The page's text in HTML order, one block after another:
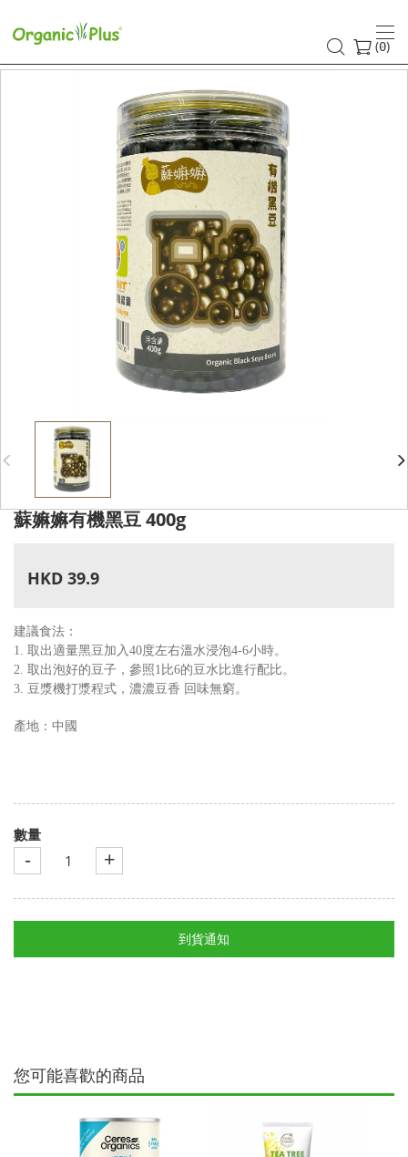
(0)
蘇嫲嫲有機黑豆 400g
HKD 39.9
建議食法：
1. 取出適量黑豆加入40度左右溫水浸泡4-6小時。
2. 取出泡好的豆子，參照1比6的豆水比進行配比。
3. 豆漿機打漿程式，濃濃豆香 回味無窮。
產地：中國
數量
- +
到貨通知
您可能喜歡的商品